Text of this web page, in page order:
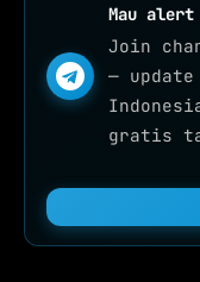
Mau alert
Join
—
gratis